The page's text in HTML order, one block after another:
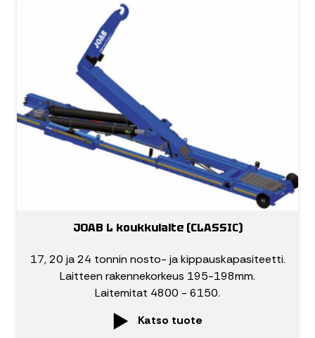
JOAB L koukkulaite (CLASSIC)
17, 20 ja 24 tonnin nosto- ja kippauskapasiteetti.
Laitteen rakennekorkeus 195-198mm.
Laitemitat 4800 - 6150.
Katso tuote